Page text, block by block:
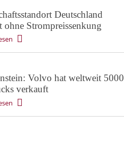
Deutschland
ohne Strompreissenkung
Volvo hat weltweit 5000
verkauft